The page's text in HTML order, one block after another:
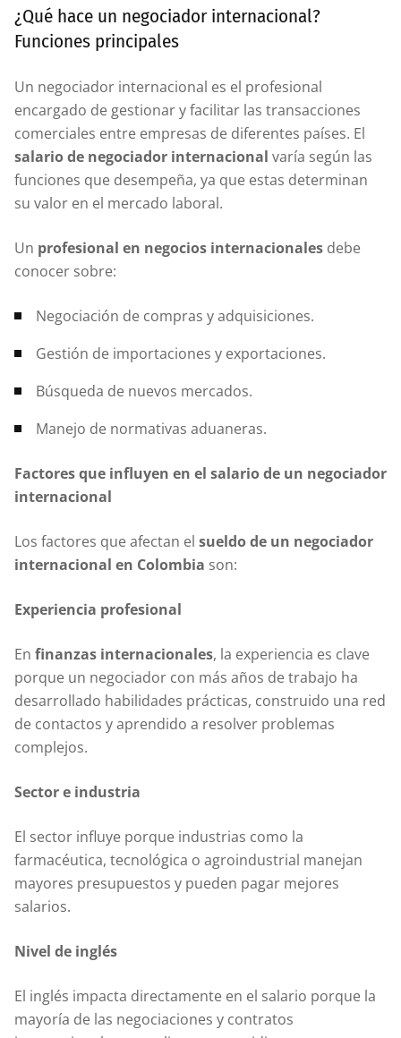
¿Qué hace un negociador internacional?
Funciones principales
Un negociador internacional es el profesional
encargado de gestionar y facilitar las transacciones
comerciales entre empresas de diferentes países. El
salario de negociador internacional varía según las
funciones que desempeña, ya que estas determinan
su valor en el mercado laboral.
Un profesional en negocios internacionales debe
conocer sobre:
Negociación de compras y adquisiciones.
Gestión de importaciones y exportaciones.
Búsqueda de nuevos mercados.
Manejo de normativas aduaneras.
Factores que influyen en el salario de un negociador
internacional
Los factores que afectan el sueldo de un negociador
internacional en Colombia son:
Experiencia profesional
En finanzas internacionales, la experiencia es clave
porque un negociador con más años de trabajo ha
desarrollado habilidades prácticas, construido una red
de contactos y aprendido a resolver problemas
complejos.
Sector e industria
El sector influye porque industrias como la
farmacéutica, tecnológica o agroindustrial manejan
mayores presupuestos y pueden pagar mejores
salarios.
Nivel de inglés
El inglés impacta directamente en el salario porque la
mayoría de las negociaciones y contratos